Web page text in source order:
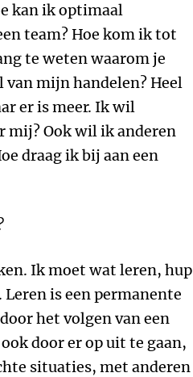
kan ik optimaal
team? Hoe kom ik tot
te weten waarom je
mijn handelen? Heel
er is meer. Ik wil
mij? Ook wil ik anderen
draag ik bij aan een
Ik moet wat leren, hup
Leren is een permanente
het volgen van een
door er op uit te gaan,
situaties, met anderen